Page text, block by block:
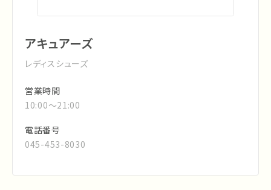
アキュアーズ
レディスシューズ
営業時間
10:00～21:00
電話番号
045-453-8030